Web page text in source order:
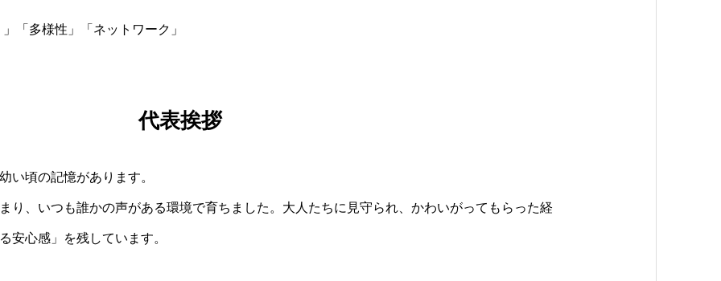
「多様性」「ネットワーク」
代表挨拶
い頃の記憶があります。
り、いつも誰かの声がある環境で育ちました。大人たちに見守られ、かわいがってもらった経
安心感」を残しています。